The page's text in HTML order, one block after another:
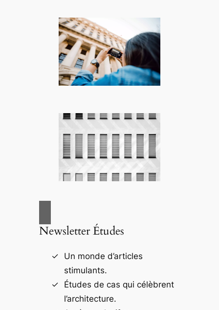
Newsletter Études
Un monde d’articles
stimulants.
Études de cas qui célèbrent
l’architecture.